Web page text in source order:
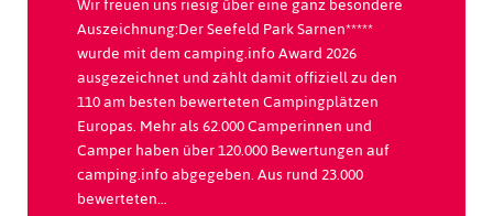
Auszeichnung:Der Seefeld Park Sarnen*****
wurde mit dem camping.info Award 2026
ausgezeichnet und zählt damit offiziell zu den
110 am besten bewerteten Campingplätzen
Europas. Mehr als 62.000 Camperinnen und
Camper haben über 120.000 Bewertungen auf
camping.info abgegeben. Aus rund 23.000
bewerteten…